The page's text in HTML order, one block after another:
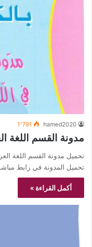
hamed2020 1٬791
مدونة القسم اللغة
تحميل المدونة في رابط
أكمل القراءة »